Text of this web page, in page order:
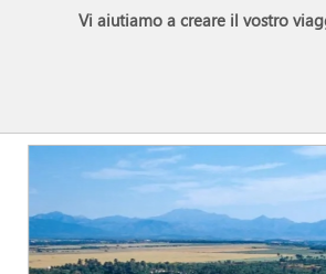
Vi aiutiamo a creare il vostro